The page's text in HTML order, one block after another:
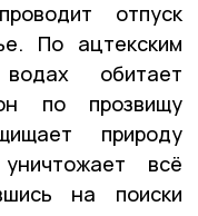
отпуск
По ацтекским
обитает
по прозвищу
природу
всё
на поиски